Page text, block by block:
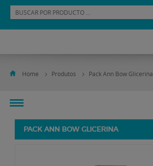
Home Produtos Pack Ann Bow Glicerina
toggle
navigation
PACK ANN BOW GLICERINA